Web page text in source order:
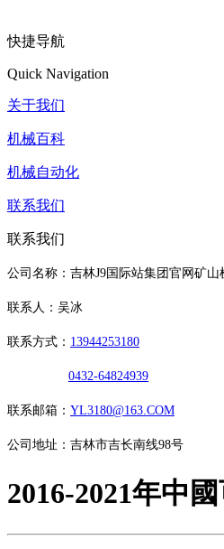
快捷导航
Quick Navigation
关于我们
机械百科
机械自动化
联系我们
联系我们
公司名称：吉林J9国际站集团官网矿山
联系人：吴冰
联系方式： 13944253180
0432-64824939
联系邮箱： YL3180@163.COM
公司地址：吉林市吉长南线98号
2016-2021年中